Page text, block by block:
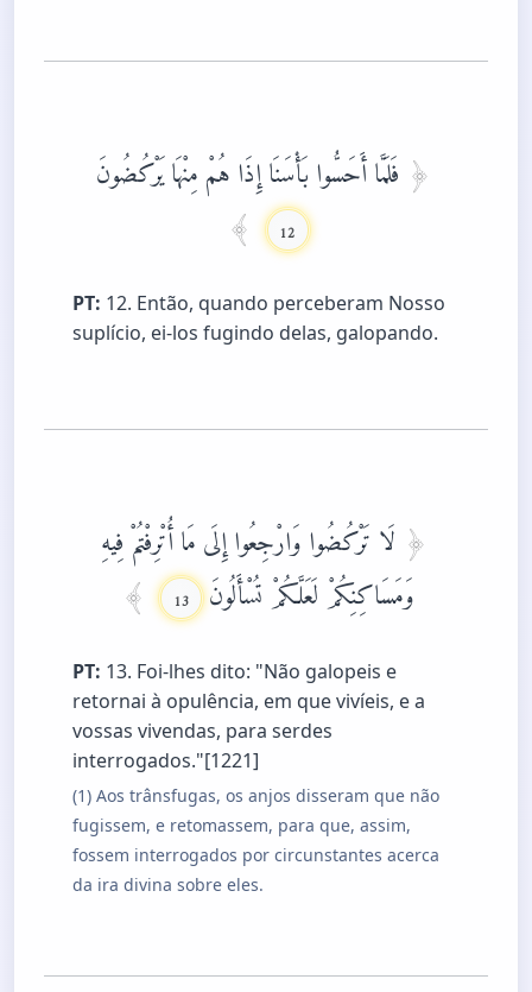
فَلَمَّا أَحَسُّوا بَأْسَنَا إِذَا هُمْ مِنْهَا يَرْكُضُونَ
12
PT: 12. Então, quando perceberam Nosso
suplício, ei-los fugindo delas, galopando.
لَا تَرْكُضُوا وَارْجِعُوا إِلَى مَا أُتْرِفْتُمْ فِيهِ
وَمَسَاكِنِكُمْ لَعَلَّكُمْ تُسْأَلُونَ 13
PT: 13. Foi-lhes dito: "Não galopeis e
retornai à opulência, em que vivíeis, e a
vossas vivendas, para serdes
interrogados."[1221]
(1) Aos trânsfugas, os anjos disseram que não
fugissem, e retomassem, para que, assim,
fossem interrogados por circunstantes acerca
da ira divina sobre eles.